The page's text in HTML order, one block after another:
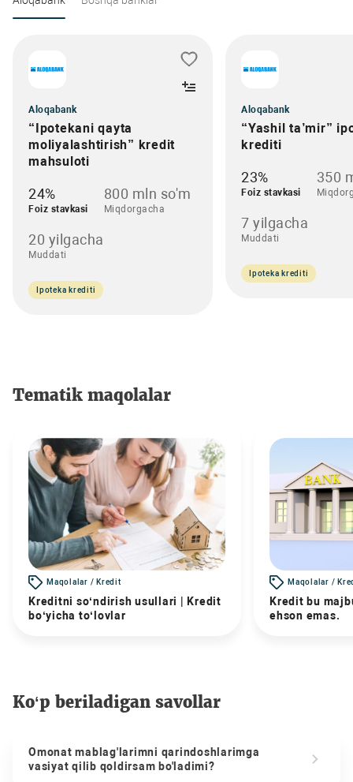
Aloqabank
“Ipotekani qayta
moliyalashtirish” kredit
mahsuloti
24%
Foiz stavkasi
800 mln so'm
Miqdorgacha
20 yilgacha
Muddati
Ipoteka krediti
Aloqabank
“Yashil ta’mir”
krediti
23%
Foiz stavkasi
350
7 yilgacha
Muddati
Ipoteka krediti
Tematik maqolalar
Maqolalar / Kredit
Kreditni so‘ndirish usullari | Kredit
bo‘yicha to‘lovlar
Maqolalar /
Kredit bu
ehson emas.
Ko‘p beriladigan savollar
Omonat mablag'larimni qarindoshlarimga
vasiyat qilib qoldirsam bo'ladimi?